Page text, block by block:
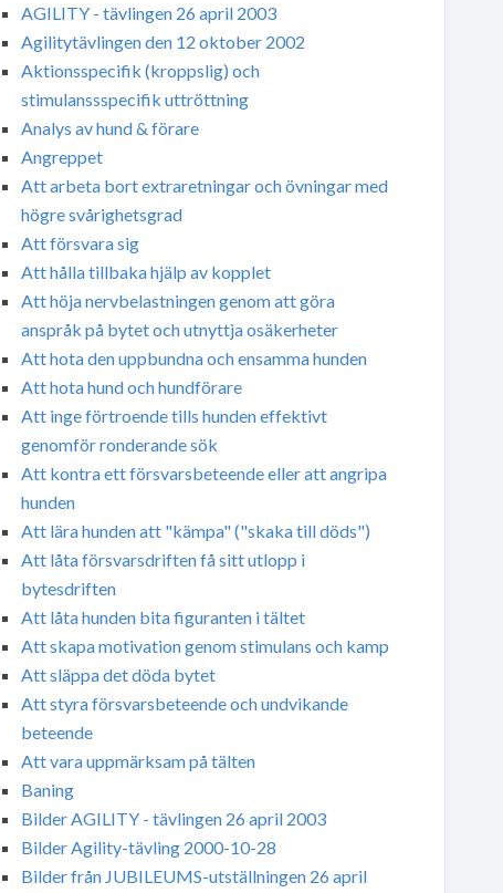
AGILITY - tävlingen 26 april 2003
Agilitytävlingen den 12 oktober 2002
Aktionsspecifik (kroppslig) och
stimulanssspecifik uttröttning
Analys av hund & förare
Angreppet
Att arbeta bort extraretningar och övningar med
högre svårighetsgrad
Att försvara sig
Att hålla tillbaka hjälp av kopplet
Att höja nervbelastningen genom att göra
anspråk på bytet och utnyttja osäkerheter
Att hota den uppbundna och ensamma hunden
Att hota hund och hundförare
Att inge förtroende tills hunden effektivt
genomför ronderande sök
Att kontra ett försvarsbeteende eller att angripa
hunden
Att lära hunden att "kämpa" ("skaka till döds")
Att låta försvarsdriften få sitt utlopp i
bytesdriften
Att låta hunden bita figuranten i tältet
Att skapa motivation genom stimulans och kamp
Att släppa det döda bytet
Att styra försvarsbeteende och undvikande
beteende
Att vara uppmärksam på tälten
Baning
Bilder AGILITY - tävlingen 26 april 2003
Bilder Agility-tävling 2000-10-28
Bilder från JUBILEUMS-utställningen 26 april